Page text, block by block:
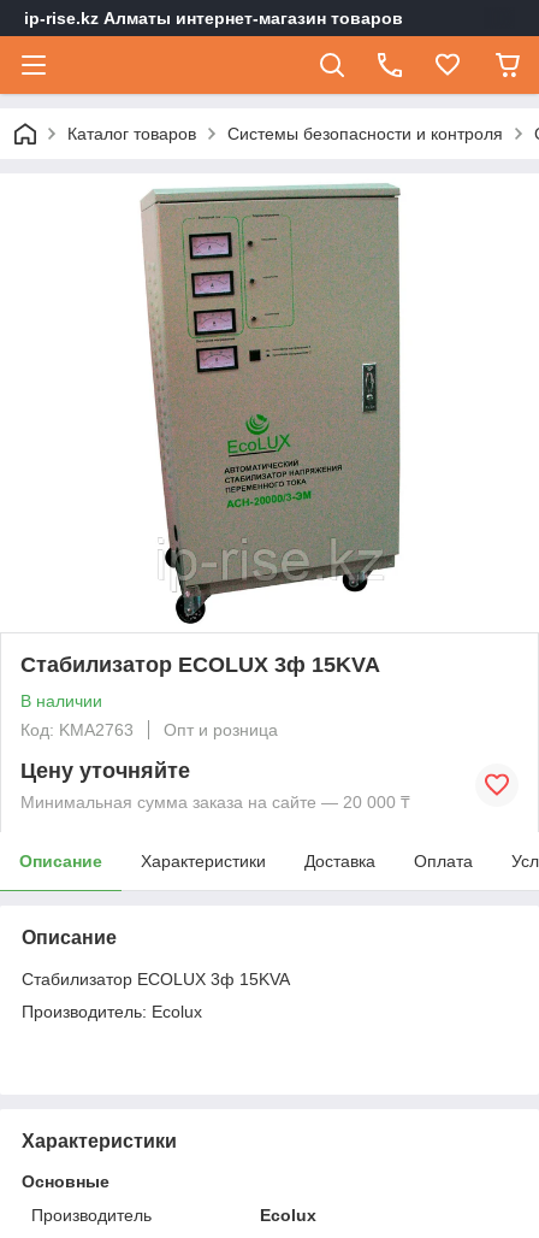
ip-rise.kz Алматы интернет-магазин товаров
Каталог товаров Системы безопасности и контроля
Стабилизатор ECOLUX 3ф 15KVA
В наличии
Код: KMА2763
Опт и розница
Цену уточняйте
Минимальная сумма заказа на сайте — 20 000 ₸
Описание Характеристики Доставка Оплата
Описание
Стабилизатор ECOLUX 3ф 15KVA
Производитель: Ecolux
Характеристики
Основные
Производитель
Ecolux